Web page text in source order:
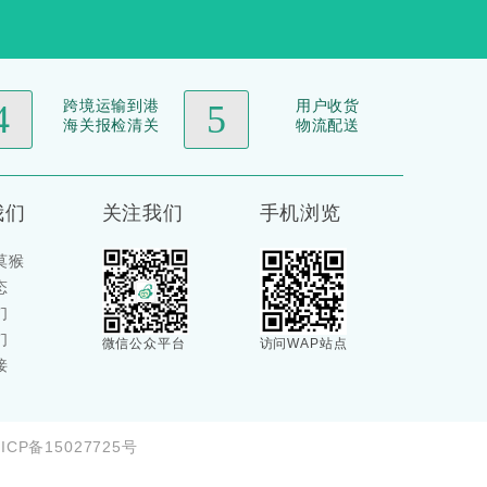
跨境运输到港
海关报检清关
5
用户收货
物流配送
猴
关注我们
微信公众平台
手机浏览
访问WAP站点
备15027725号